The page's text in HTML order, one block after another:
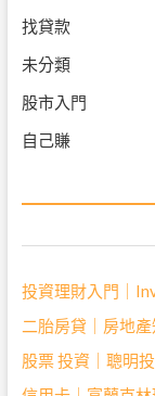
找貸款
未分類
股市入門
自己賺
投資理財入門｜
二胎房貸｜房地
股票 投資｜聰明